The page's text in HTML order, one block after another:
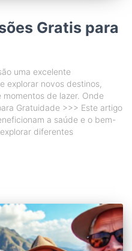
Gratis para
uma excelente
explorar novos destinos,
de lazer. Onde
Gratuidade >>> Este artigo
a saúde e o bem-
diferentes